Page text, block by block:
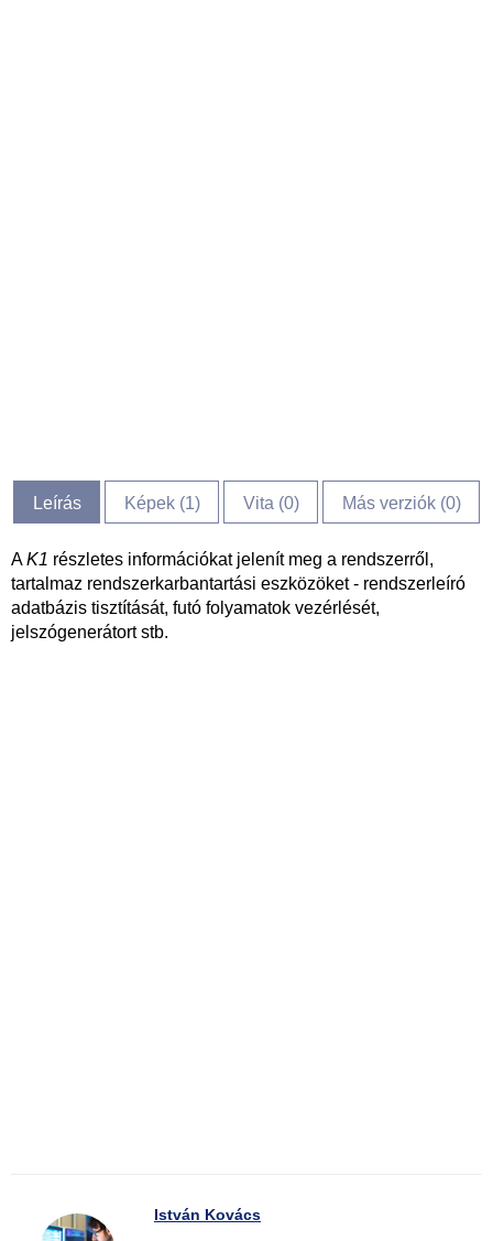
Leírás Képek (1) Vita (0) Más verziók (0)
AK1 részletes információkat jelenít meg a rendszerről,
tartalmaz rendszerkarbantartási eszközöket - rendszerleíró
adatbázis tisztítását, futó folyamatok vezérlését,
jelszógenerátort stb.
István Kovács